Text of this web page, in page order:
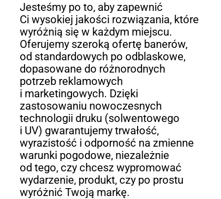
Jesteśmy po to, aby zapewnić
Ci wysokiej jakości rozwiązania, które
wyróżnią się w każdym miejscu.
Oferujemy szeroką ofertę banerów,
od standardowych po odblaskowe,
dopasowane do różnorodnych
potrzeb reklamowych
i marketingowych. Dzięki
zastosowaniu nowoczesnych
technologii druku (solwentowego
i UV) gwarantujemy trwałość,
wyrazistość i odporność na zmienne
warunki pogodowe, niezależnie
od tego, czy chcesz wypromować
wydarzenie, produkt, czy po prostu
wyróżnić Twoją markę.